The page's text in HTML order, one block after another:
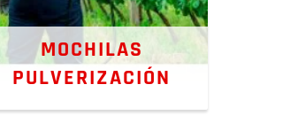
MOCHILAS
PULVERIZACIÓN